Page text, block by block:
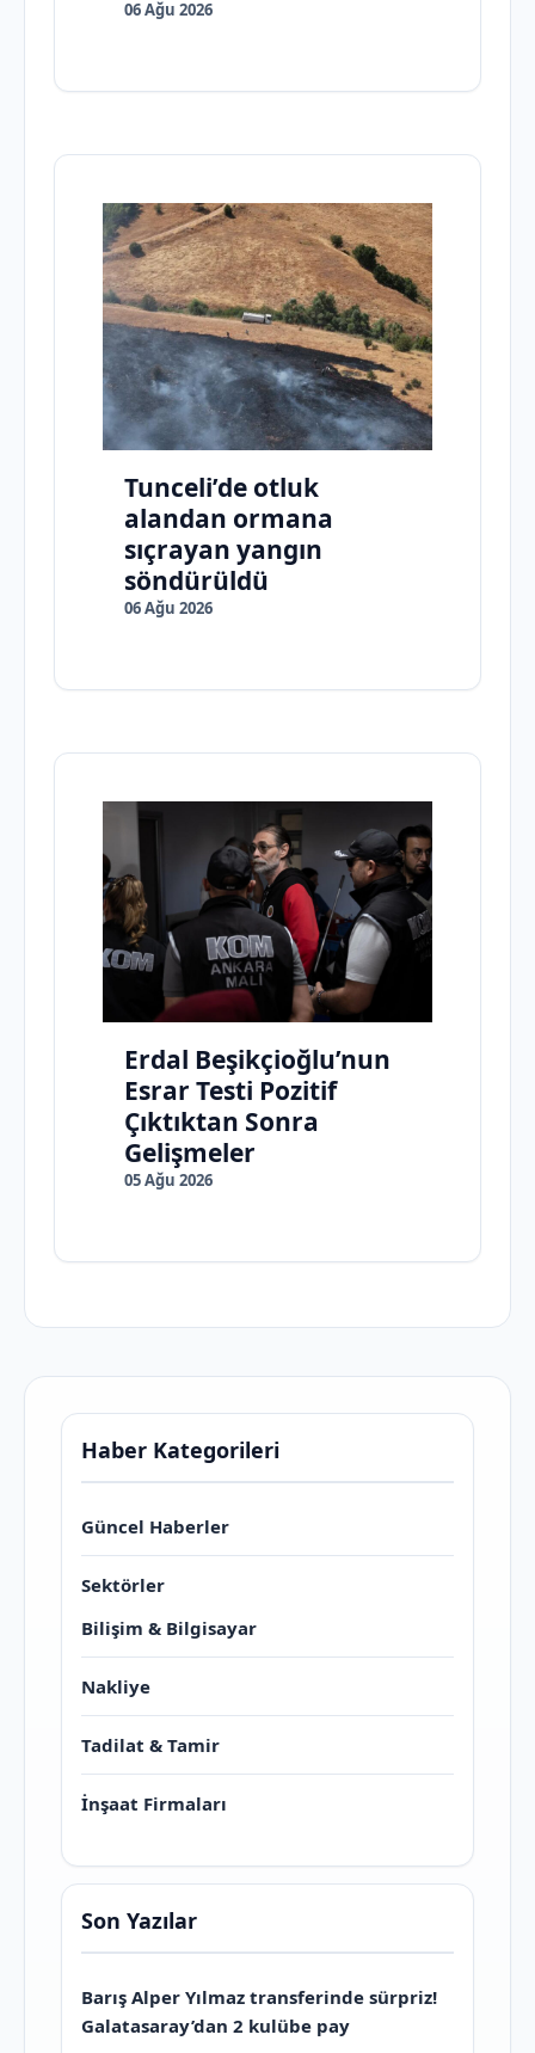
06 Ağu 2026
Tunceli’de otluk
alandan ormana
sıçrayan yangın
söndürüldü
06 Ağu 2026
Erdal Beşikçioğlu’nun
Esrar Testi Pozitif
Çıktıktan Sonra
Gelişmeler
05 Ağu 2026
Haber Kategorileri
Güncel Haberler
Sektörler
Bilişim & Bilgisayar
Nakliye
Tadilat & Tamir
İnşaat Firmaları
Son Yazılar
Barış Alper Yılmaz transferinde sürpriz!
Galatasaray’dan 2 kulübe pay